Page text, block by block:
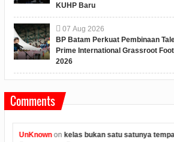
KUHP Baru
07 Aug 2026
BP Batam Perkuat Pembinaan
Prime International Grassroot
2026
Comments
UnKnownon kelas bukan satu satunya